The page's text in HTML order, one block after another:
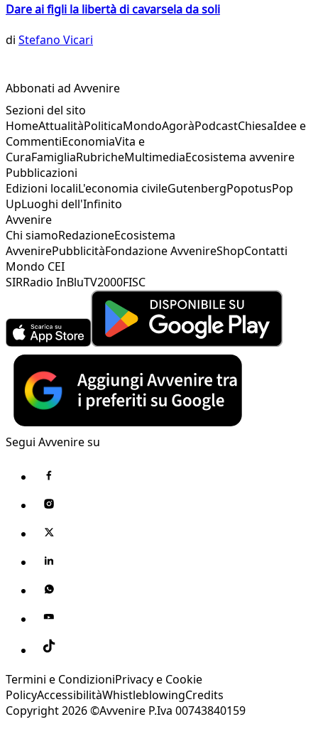
Dare ai figli la libertà di cavarsela da soli
di Stefano Vicari
Abbonati ad Avvenire
Sezioni del sito
HomeAttualitàPoliticaMondoAgoràPodcastChiesaIdee e
CommentiEconomiaVita e
CuraFamigliaRubricheMultimediaEcosistema avvenire
Pubblicazioni
Edizioni localiL'economia civileGutenbergPopotusPop
UpLuoghi dell'Infinito
Avvenire
Chi siamoRedazioneEcosistema
AvvenirePubblicitàFondazione AvvenireShopContatti
Mondo CEI
SIRRadio InBluTV2000FISC
Segui Avvenire su
Termini e CondizioniPrivacy e Cookie
PolicyAccessibilitàWhistleblowingCredits
Copyright 2026 ©Avvenire P.Iva 00743840159